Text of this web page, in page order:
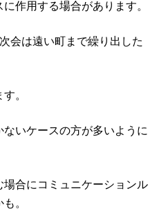
作用する場合があります。
会は遠い町まで繰り出した
。
いケースの方が多いように
合にコミュニケーションル
。